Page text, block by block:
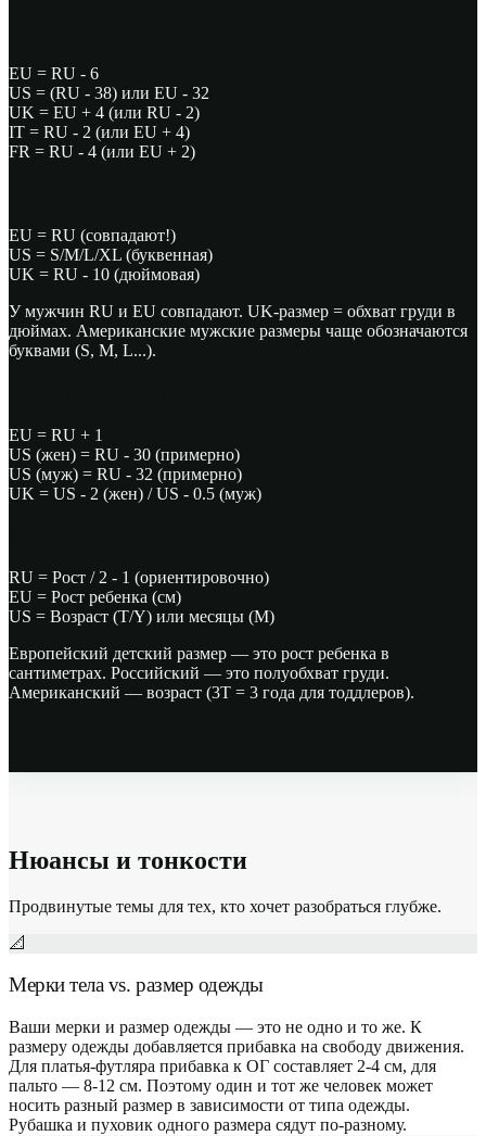
EU = RU - 6
US = (RU - 38) или EU - 32
UK = EU + 4 (или RU - 2)
IT = RU - 2 (или EU + 4)
FR = RU - 4 (или EU + 2)
EU = RU (совпадают!)
US = S/M/L/XL (буквенная)
UK = RU - 10 (дюймовая)
У мужчин RU и EU совпадают. UK-размер = обхват груди в
дюймах. Американские мужские размеры чаще обозначаются
буквами (S, M, L...).
EU = RU + 1
US (жен) = RU - 30 (примерно)
US (муж) = RU - 32 (примерно)
UK = US - 2 (жен) / US - 0.5 (муж)
RU = Рост / 2 - 1 (ориентировочно)
EU = Рост ребенка (см)
US = Возраст (T/Y) или месяцы (M)
Европейский детский размер — это рост ребенка в
сантиметрах. Российский — это полуобхват груди.
Американский — возраст (3T = 3 года для тоддлеров).
Нюансы и тонкости
Продвинутые темы для тех, кто хочет разобраться глубже.
📐
Мерки тела vs. размер одежды
Ваши мерки и размер одежды — это не одно и то же. К
размеру одежды добавляется прибавка на свободу движения.
Для платья-футляра прибавка к ОГ составляет 2-4 см, для
пальто — 8-12 см. Поэтому один и тот же человек может
носить разный размер в зависимости от типа одежды.
Рубашка и пуховик одного размера сядут по-разному.